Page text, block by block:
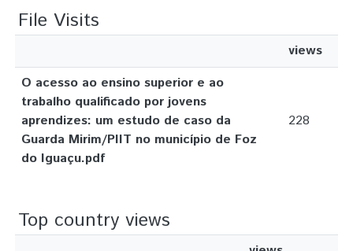
File Visits
views
O acesso ao ensino superior e ao
trabalho qualificado por jovens
aprendizes: um estudo de caso da
Guarda Mirim/PIIT no município de Foz
do Iguaçu.pdf
228
Top country views